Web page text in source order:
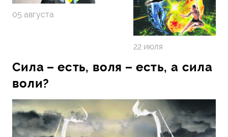
05 августа
22 июля
Сила – есть, воля – есть, а сила
воли?